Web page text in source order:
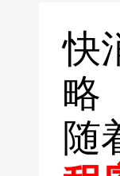
快
略
随